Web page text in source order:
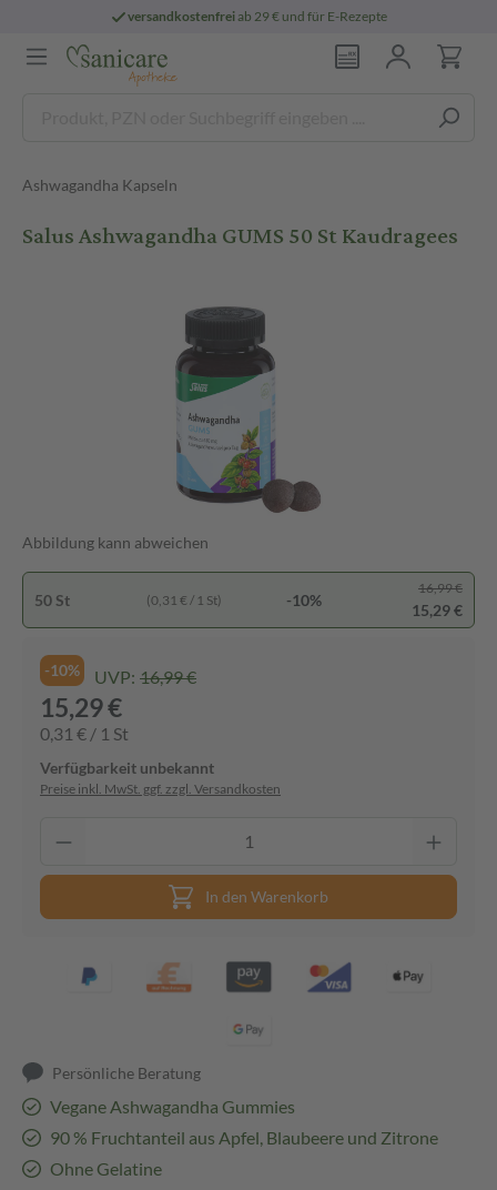
versandkostenfreiab 29 € und für E-Rezepte
Ashwagandha Kapseln
Salus Ashwagandha GUMS 50 St Kaudragees
Abbildung kann abweichen
50 St (0,31 € / 1 St) -10%
16,99 €
15,29 €
-10% UVP: 16,99 €
15,29 €
0,31 € / 1 St
Verfügbarkeit unbekannt
Preise inkl. MwSt. ggf. zzgl. Versandkosten
In den Warenkorb
Persönliche Beratung
Vegane Ashwagandha Gummies
90 % Fruchtanteil aus Apfel, Blaubeere und Zitrone
Ohne Gelatine